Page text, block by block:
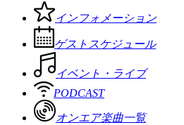
インフォメーション
ゲストスケジュール
イベント・ライブ
PODCAST
オンエア楽曲一覧